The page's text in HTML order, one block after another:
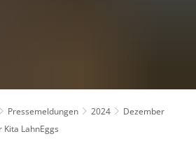
Pressemeldungen 2024
Dezember
LahnEggs